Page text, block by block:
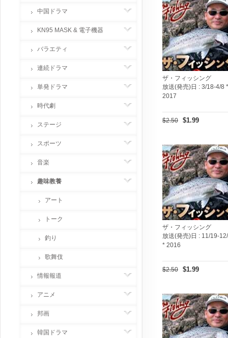
ザ・フィッシング
放送(発売)日 : 3/18-4/8 *
2017
$2.50 $1.99
ザ・フィッシング
放送(発売)日 : 11/19-
* 2016
$2.50 $1.99
中国ドラマ
KN95 MASK & 電子機器
バラエティ
連続ドラマ
単発ドラマ
時代劇
ステージ
スポーツ
音楽
趣味教養
アート
トーク
釣り
歌舞伎
情報報道
アニメ
邦画
韓国ドラマ